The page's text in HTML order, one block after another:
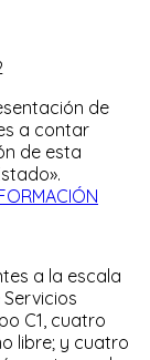
de
a contar
de esta
a la escala
C1, cuatro
libre; y cuatro